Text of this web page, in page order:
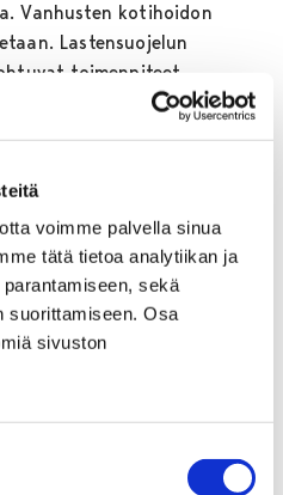
voimme palvella sinua
tätä tietoa analytiikan ja
sekä
suorittamiseen. Osa
sivuston
Vanhusten kotihoidon
Lastensuojelun
toimenpiteet
välittömästi
kanssa yhteistyössä
päivystyksessä
yhden
porrastetusti.
sairaanhoitopiirin kanssa
välinehuollossa ja
siitä johtuvat investoinnit